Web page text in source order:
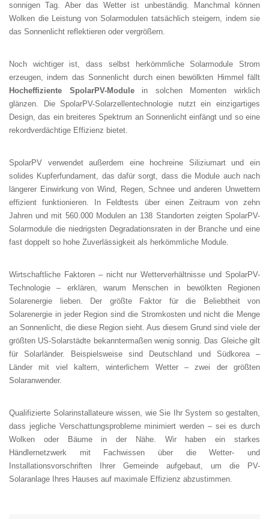
sonnigen Tag. Aber das Wetter ist unbeständig. Manchmal können
Wolken die Leistung von Solarmodulen tatsächlich steigern, indem sie
das Sonnenlicht reflektieren oder vergrößern.
Noch wichtiger ist, dass selbst herkömmliche Solarmodule Strom
erzeugen, indem das Sonnenlicht durch einen bewölkten Himmel fällt
Hocheffiziente SpolarPV-Modulein solchen Momenten wirklich
glänzen. Die SpolarPV-Solarzellentechnologie nutzt ein einzigartiges
Design, das ein breiteres Spektrum an Sonnenlicht einfängt und so eine
rekordverdächtige Effizienz bietet.
SpolarPV verwendet außerdem eine hochreine Siliziumart und ein
solides Kupferfundament, das dafür sorgt, dass die Module auch nach
längerer Einwirkung von Wind, Regen, Schnee und anderen Unwettern
effizient funktionieren. In Feldtests über einen Zeitraum von zehn
Jahren und mit 560.000 Modulen an 138 Standorten zeigten SpolarPV-
Solarmodule die niedrigsten Degradationsraten in der Branche und eine
fast doppelt so hohe Zuverlässigkeit als herkömmliche Module.
Wirtschaftliche Faktoren – nicht nur Wetterverhältnisse und SpolarPV-
Technologie – erklären, warum Menschen in bewölkten Regionen
Solarenergie lieben. Der größte Faktor für die Beliebtheit von
Solarenergie in jeder Region sind die Stromkosten und nicht die Menge
an Sonnenlicht, die diese Region sieht. Aus diesem Grund sind viele der
größten US-Solarstädte bekanntermaßen wenig sonnig. Das Gleiche gilt
für Solarländer. Beispielsweise sind Deutschland und Südkorea –
Länder mit viel kaltem, winterlichem Wetter – zwei der größten
Solaranwender.
Qualifizierte Solarinstallateure wissen, wie Sie Ihr System so gestalten,
dass jegliche Verschattungsprobleme minimiert werden – sei es durch
Wolken oder Bäume in der Nähe. Wir haben ein starkes
Händlernetzwerk mit Fachwissen über die Wetter- und
Installationsvorschriften Ihrer Gemeinde aufgebaut, um die PV-
Solaranlage Ihres Hauses auf maximale Effizienz abzustimmen.